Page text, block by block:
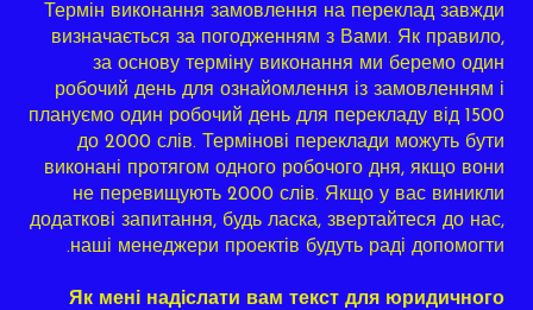
Термін виконання замовлення на переклад завжди
визначається за погодженням з Вами. Як правило,
за основу терміну виконання ми беремо один
робочий день для ознайомлення із замовленням і
плануємо один робочий день для перекладу від 1500
до 2000 слів. Термінові переклади можуть бути
виконані протягом одного робочого дня, якщо вони
не перевищують 2000 слів. Якщо у вас виникли
додаткові запитання, будь ласка, звертайтеся до нас,
наші менеджери проектів будуть раді допомогти.
Як мені надіслати вам текст для юридичного